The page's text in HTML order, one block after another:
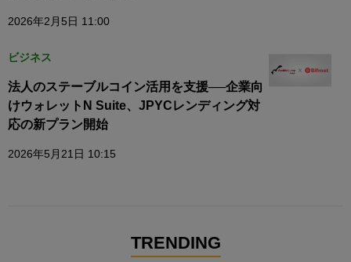
2026年2月5日 11:00
ビジネス
法人のステーブルコイン活用を支援──企業向
けウォレットN Suite、JPYCレンディング対
応の新プラン開始
2026年5月21日 10:15
TRENDING